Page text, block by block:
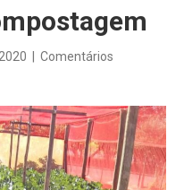
Comentários